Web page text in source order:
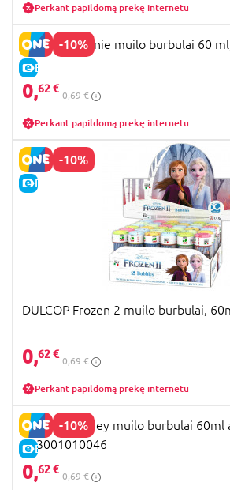
Perkant papildomą prekę internetu
-10%
E-KAINA
DULCOP Minnie muilo burbulai 60
0,62 €
0,69 €
Perkant papildomą prekę internetu
-10%
E-KAINA
DULCOP Frozen 2 muilo burbulai,
0,62 €
0,69 €
Perkant papildomą prekę internetu
-10%
E-KAINA
DULCOP Spidey muilo burbulai 60ml
103001010046
0,62 €
0,69 €